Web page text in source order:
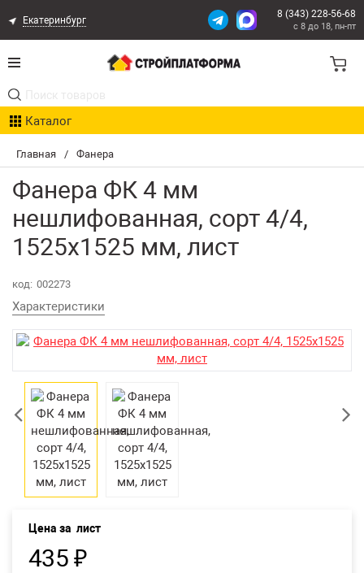
Главная / Фанера
Фанера ФК 4 мм
нешлифованная, сорт 4/4,
1525х1525 мм, лист
код: 002273
Характеристики
Цена за лист
435 ₽
Екатеринбург
8 (343) 228-56-68
с 8 до 18, пн-пт
Каталог
Акции
Расчет доставки
Организациям
Опыт поставок
Статьи
Контакты
Екатеринбург